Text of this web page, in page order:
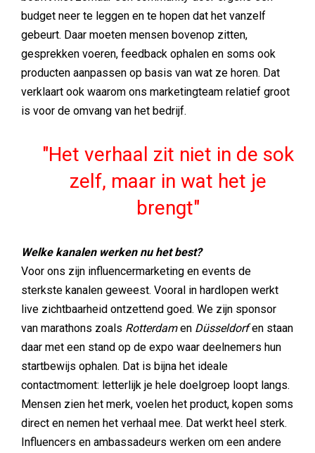
budget neer te leggen en te hopen dat het vanzelf
gebeurt. Daar moeten mensen bovenop zitten,
gesprekken voeren, feedback ophalen en soms ook
producten aanpassen op basis van wat ze horen. Dat
verklaart ook waarom ons marketingteam relatief groot
is voor de omvang van het bedrijf.
Het verhaal zit niet in de sok
zelf, maar in wat het je
brengt
Welke kanalen werken nu het best?
Voor ons zijn influencermarketing en events de
sterkste kanalen geweest. Vooral in hardlopen werkt
live zichtbaarheid ontzettend goed. We zijn sponsor
van marathons zoals Rotterdamen Düsseldorfen staan
daar met een stand op de expo waar deelnemers hun
startbewijs ophalen. Dat is bijna het ideale
contactmoment: letterlijk je hele doelgroep loopt langs.
Mensen zien het merk, voelen het product, kopen soms
direct en nemen het verhaal mee. Dat werkt heel sterk.
Influencers en ambassadeurs werken om een andere